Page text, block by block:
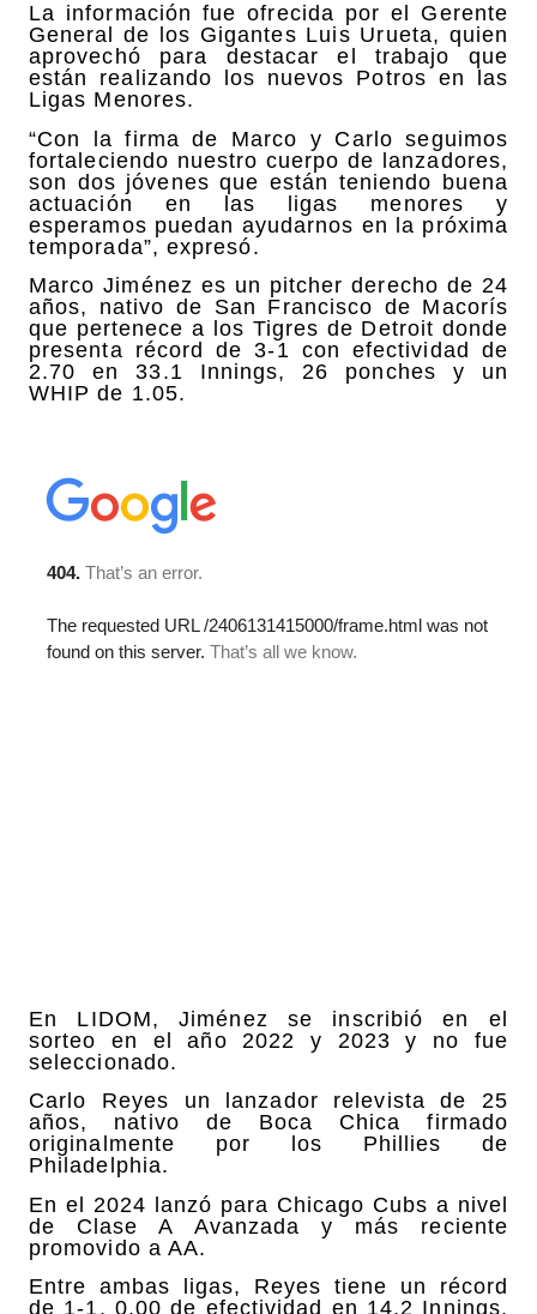
La información fue ofrecida por el Gerente
General de los Gigantes Luis Urueta, quien
aprovechó para destacar el trabajo que
están realizando los nuevos Potros en las
Ligas Menores.
“Con la firma de Marco y Carlo seguimos
fortaleciendo nuestro cuerpo de lanzadores,
son dos jóvenes que están teniendo buena
actuación en las ligas menores y
esperamos puedan ayudarnos en la próxima
temporada”, expresó.
Marco Jiménez es un pitcher derecho de 24
años, nativo de San Francisco de Macorís
que pertenece a los Tigres de Detroit donde
presenta récord de 3-1 con efectividad de
2.70 en 33.1 Innings, 26 ponches y un
WHIP de 1.05.
En LIDOM, Jiménez se inscribió en el
sorteo en el año 2022 y 2023 y no fue
seleccionado.
Carlo Reyes un lanzador relevista de 25
años, nativo de Boca Chica firmado
originalmente por los Phillies de
Philadelphia.
En el 2024 lanzó para Chicago Cubs a nivel
de Clase A Avanzada y más reciente
promovido a AA.
Entre ambas ligas, Reyes tiene un récord
de 1-1, 0.00 de efectividad en 14.2 Innings,